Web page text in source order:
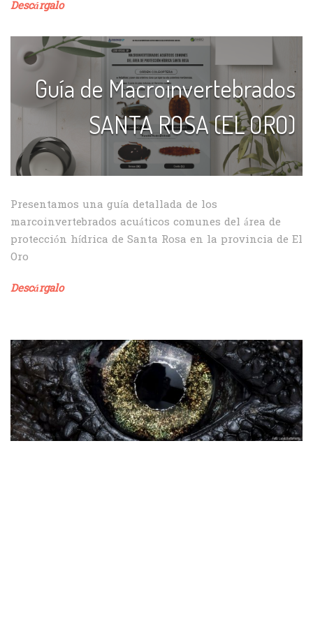
Descárgalo
Guía de Macroinvertebrados
SANTA ROSA (EL ORO)
Presentamos una guía detallada de los
marcoinvertebrados acuáticos comunes del área de
protección hídrica de Santa Rosa en la provincia de El
Oro
Descárgalo